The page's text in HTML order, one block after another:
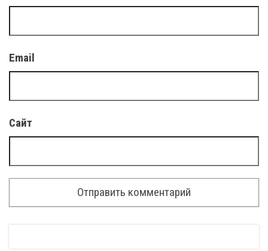
Email
Сайт